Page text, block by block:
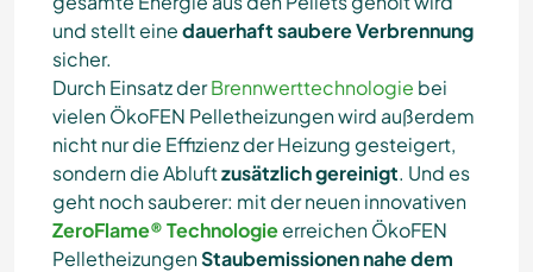
und stellt einedauerhaft saubere Verbrennung
sicher.
Durch Einsatz derBrennwerttechnologie bei
vielen ÖkoFEN Pelletheizungen wird außerdem
nicht nur die Effizienz der Heizung gesteigert,
sondern die Abluftzusätzlich gereinigt. Und es
geht noch sauberer: mit der neuen innovativen
ZeroFlame®Technologieerreichen ÖkoFEN
PelletheizungenStaubemissionen nahe dem